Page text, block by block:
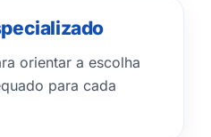
orientar a escolha
para cada